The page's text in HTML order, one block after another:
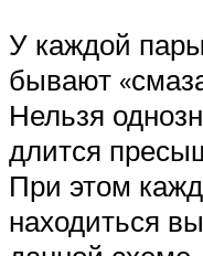
У каждой
бывают
Нельзя
длится
При этом
находиться